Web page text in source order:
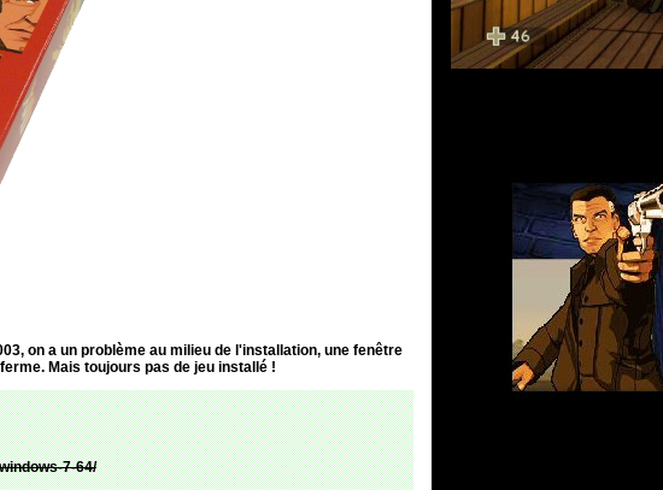
on a un problème au milieu de l'installation, une fenêtre
Mais toujours pas de jeu installé !
7-64/